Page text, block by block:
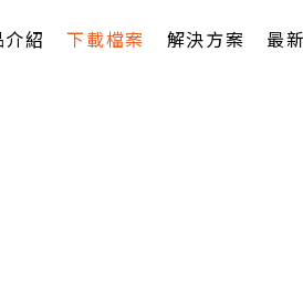
介紹 下載檔案 解決方案 最